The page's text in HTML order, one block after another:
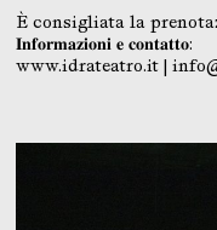
È consigliata la
𝐈𝐧𝐟𝐨𝐫𝐦𝐚𝐳𝐢𝐨𝐧𝐢 𝐞 𝐜𝐨𝐧𝐭𝐚𝐭𝐭𝐨:
www.idrateatro.it |